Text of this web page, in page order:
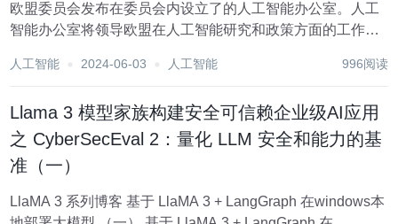
欧盟委员会发布在委员会内设立了的人工智能办公室。人工
智能办公室将领导欧盟在人工智能研究和政策方面的工作，
济效益以及创新，同时降低风险。 人工智能办公室将在《人
人工智能 2024-06-03 人工智能 996阅读
Llama 3 模型家族构建安全可信赖企业级AI应用
之 CyberSecEval 2：量化 LLM 安全和能力的基
准（一）
LlaMA 3 系列博客 基于 LlaMA 3 + LangGraph 在windows本